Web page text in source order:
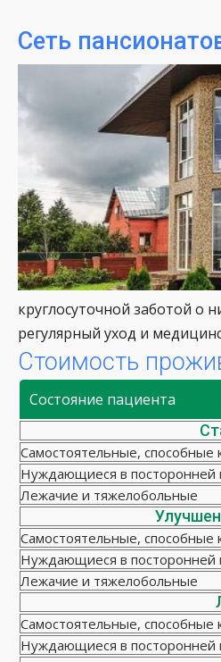
Сеть
круглосуточной заботой о
регулярный уход и
Стоимость
Состояние пациента
Самостоятельные, способные
Нуждающиеся в
Лежачие и тяжелобольные
Самостоятельные, способные
Нуждающиеся в
Лежачие и тяжелобольные
Самостоятельные, способные
Нуждающиеся в